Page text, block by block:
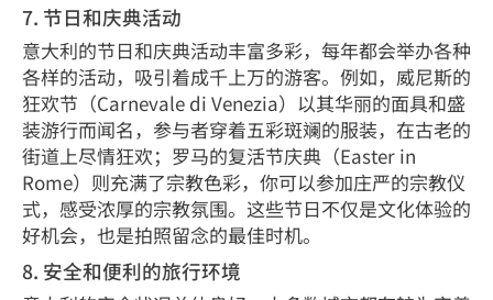
7. 节日和庆典活动
意大利的节日和庆典活动丰富多彩，每年都会举办各种
各样的活动，吸引着成千上万的游客。例如，威尼斯的
狂欢节（Carnevale di Venezia）以其华丽的面具和盛
装游行而闻名，参与者穿着五彩斑斓的服装，在古老的
街道上尽情狂欢；罗马的复活节庆典（Easter in
Rome）则充满了宗教色彩，你可以参加庄严的宗教仪
式，感受浓厚的宗教氛围。这些节日不仅是文化体验的
好机会，也是拍照留念的最佳时机。
8. 安全和便利的旅行环境